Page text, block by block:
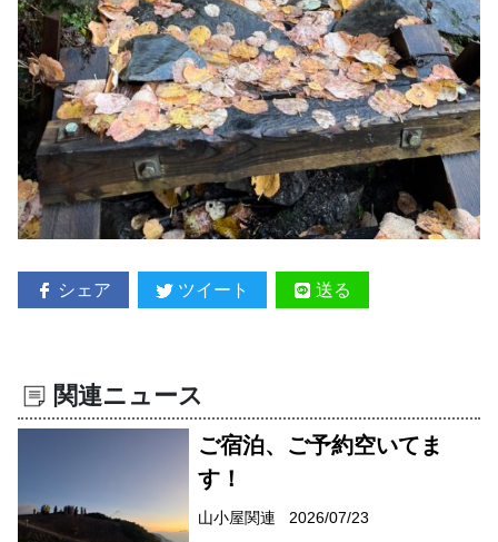
シェア ツイート 送る
関連ニュース
ご宿泊、ご予約空いてま
す！
山小屋関連 2026/07/23